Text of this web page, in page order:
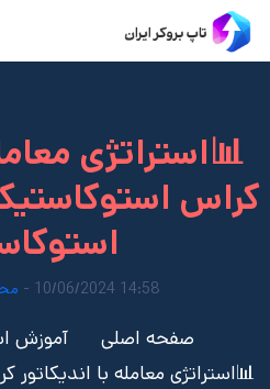
📊استراتژی
کراس
14:58 10/06/2024 -
صفحه اصلی
آموزش
📊استراتژی معامله با